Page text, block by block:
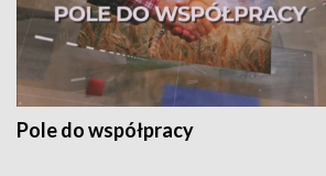
Pole do współpracy